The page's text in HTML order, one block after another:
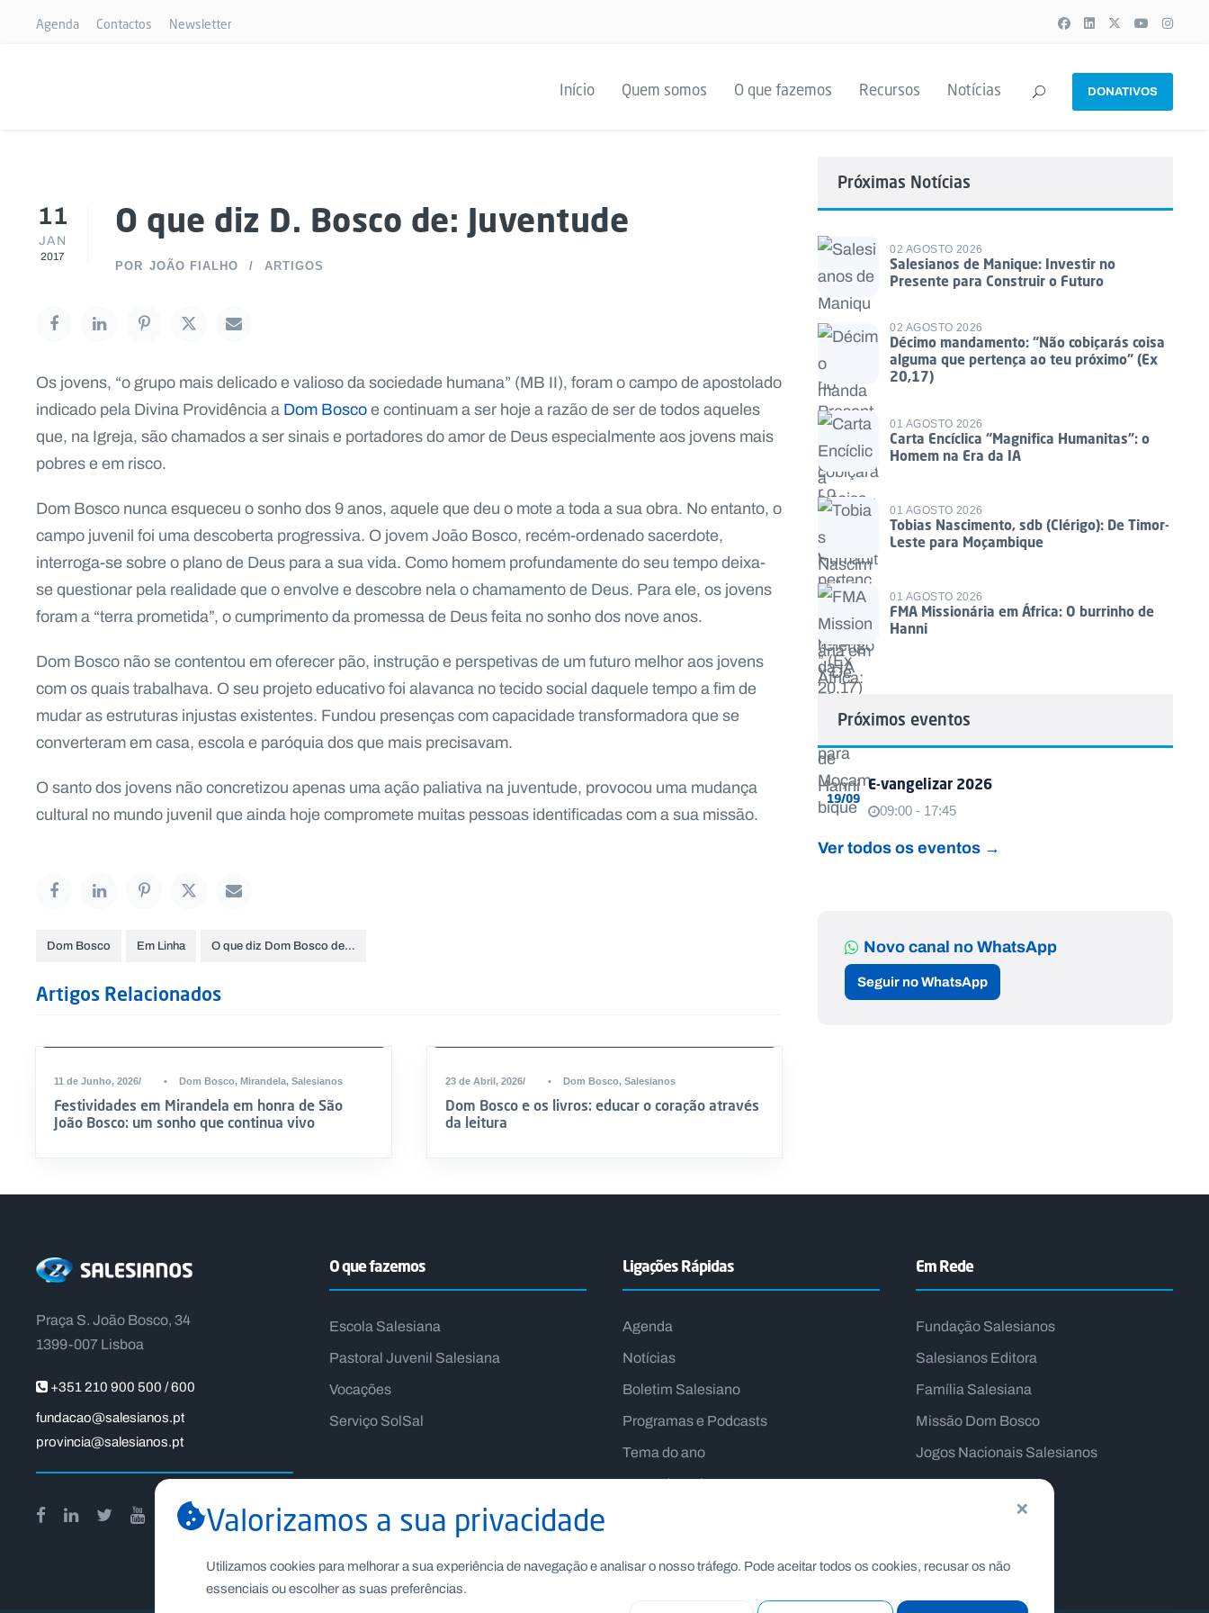
Agenda Contactos Newsletter
Início Quem somos O que fazemos Recursos Notícias DONATIVOS
11
JAN
2017
O que diz D. Bosco de: Juventude
POR JOÃO FIALHO ARTIGOS
Os jovens, “o grupo mais delicado e valioso da sociedade humana” (MB II), foram o campo de apostolado
indicado pela Divina Providência aDom Boscoe continuam a ser hoje a razão de ser de todos aqueles
que, na Igreja, são chamados a ser sinais e portadores do amor de Deus especialmente aos jovens mais
pobres e em risco.
Dom Bosco nunca esqueceu o sonho dos 9 anos, aquele que deu o mote a toda a sua obra. No entanto, o
campo juvenil foi uma descoberta progressiva. O jovem João Bosco, recém-ordenado sacerdote,
interroga-se sobre o plano de Deus para a sua vida. Como homem profundamente do seu tempo deixa-
se questionar pela realidade que o envolve e descobre nela o chamamento de Deus. Para ele, os jovens
foram a “terra prometida”, o cumprimento da promessa de Deus feita no sonho dos nove anos.
Dom Bosco não se contentou em oferecer pão, instrução e perspetivas de um futuro melhor aos jovens
com os quais trabalhava. O seu projeto educativo foi alavanca no tecido social daquele tempo a fim de
mudar as estruturas injustas existentes. Fundou presenças com capacidade transformadora que se
converteram em casa, escola e paróquia dos que mais precisavam.
O santo dos jovens não concretizou apenas uma ação paliativa na juventude, provocou uma mudança
cultural no mundo juvenil que ainda hoje compromete muitas pessoas identificadas com a sua missão.
Dom Bosco Em Linha O que diz Dom Bosco de…
Artigos Relacionados
11 de Junho, 2026 • Dom Bosco, Mirandela, Salesianos
Festividades em Mirandela em honra de São
João Bosco: um sonho que continua vivo
23 de Abril, 2026 • Dom Bosco, Salesianos
Dom Bosco e os livros: educar o coração através
da leitura
Próximas Notícias
02 AGOSTO 2026
Salesianos de Manique: Investir no
Presente para Construir o Futuro
02 AGOSTO 2026
Décimo mandamento: “Não cobiçarás coisa
alguma que pertença ao teu próximo” (Ex
20,17)
01 AGOSTO 2026
Carta Encíclica “Magnifica Humanitas”: o
Homem na Era da IA
01 AGOSTO 2026
Tobias Nascimento, sdb (Clérigo): De Timor-
Leste para Moçambique
01 AGOSTO 2026
FMA Missionária em África: O burrinho de
Hanni
Próximos eventos
19/09
E-vangelizar 2026
09:00 - 17:45
Ver todos os eventos →
Novo canal no WhatsApp
Seguir no WhatsApp
Praça S. João Bosco, 34
1399-007 Lisboa
+351 210 900 500 / 600
fundacao@salesianos.pt
provincia@salesianos.pt
O que fazemos
Escola Salesiana
Pastoral Juvenil Salesiana
Vocações
Serviço SolSal
Ligações Rápidas
Agenda
Notícias
Boletim Salesiano
Programas e Podcasts
Tema do ano
Lema do Reitor-Mor
Em Rede
Fundação Salesianos
Salesianos Editora
Família Salesiana
Missão Dom Bosco
Jogos Nacionais Salesianos
×
Valorizamos a sua privacidade
Utilizamos cookies para melhorar a sua experiência de navegação e analisar o nosso tráfego. Pode aceitar todos os cookies, recusar os não
essenciais ou escolher as suas preferências.